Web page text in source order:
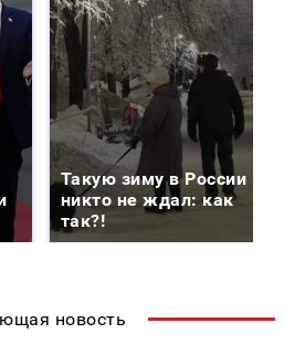
Такую зиму в России
никто не ждал: как
так?!
новость